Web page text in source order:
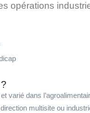
opérations
varié dans
multisite ou